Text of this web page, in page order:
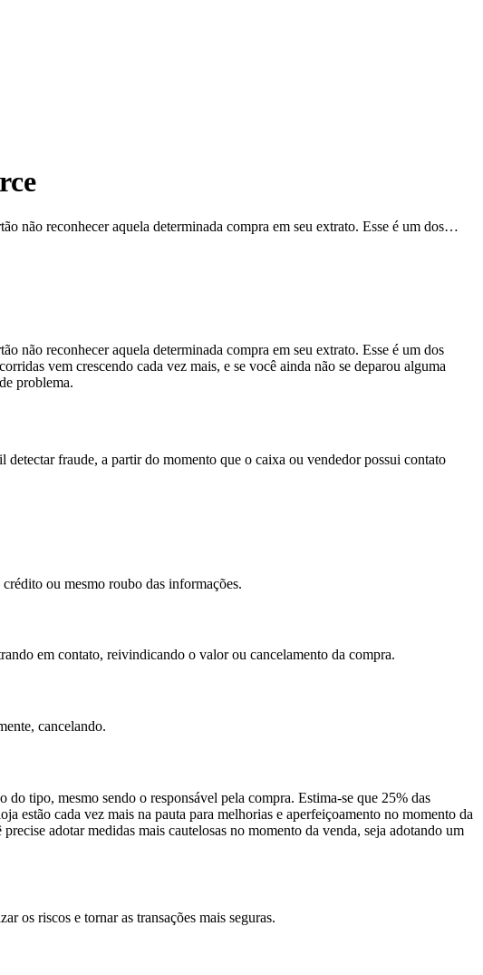
não reconhecer aquela determinada compra em seu extrato. Esse é um dos…
não reconhecer aquela determinada compra em seu extrato. Esse é um dos
vem crescendo cada vez mais, e se você ainda não se deparou alguma
problema.
fraude, a partir do momento que o caixa ou vendedor possui contato
ou mesmo roubo das informações.
em contato, reivindicando o valor ou cancelamento da compra.
cancelando.
tipo, mesmo sendo o responsável pela compra. Estima-se que 25% das
estão cada vez mais na pauta para melhorias e aperfeiçoamento no momento da
adotar medidas mais cautelosas no momento da venda, seja adotando um
os riscos e tornar as transações mais seguras.